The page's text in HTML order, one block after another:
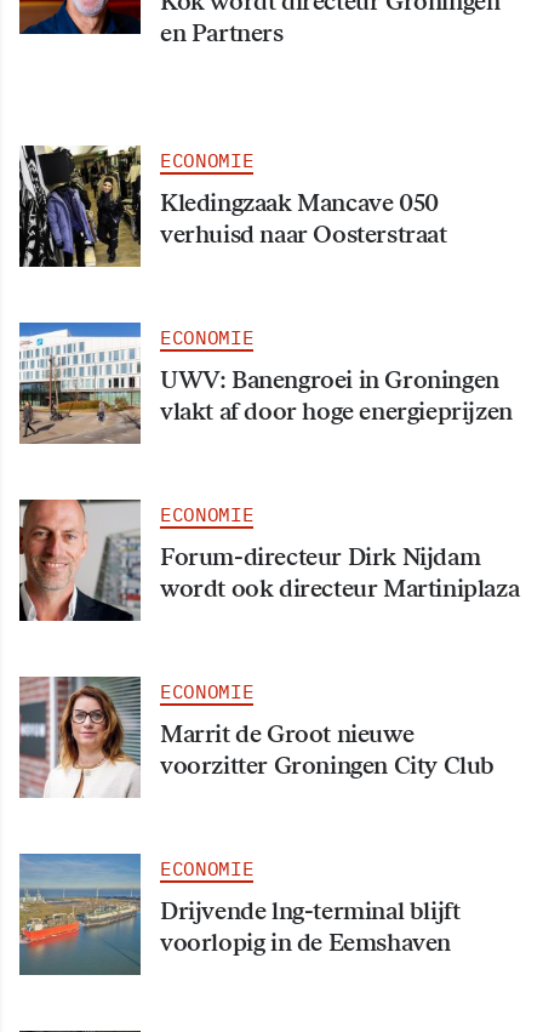
en Partners
ECONOMIE
Kledingzaak Mancave 050
verhuisd naar Oosterstraat
ECONOMIE
UWV: Banengroei in Groningen
vlakt af door hoge energieprijzen
ECONOMIE
Forum-directeur Dirk Nijdam
wordt ook directeur Martiniplaza
ECONOMIE
Marrit de Groot nieuwe
voorzitter Groningen City Club
ECONOMIE
Drijvende lng-terminal blijft
voorlopig in de Eemshaven